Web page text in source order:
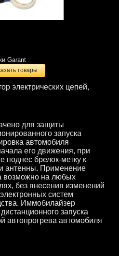
Garant
товары
электрических цепей,
для защиты
запуска
автомобиля
его движения, при
поднес брелок-метку к
антенны. Применение
возможно на любых
без внесения изменений
систем
Иммобилайзер
запуска
автопрогрева автомобиля